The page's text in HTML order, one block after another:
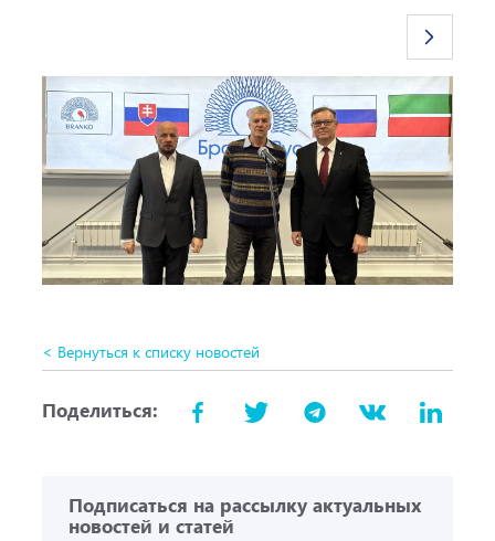
< Вернуться к списку новостей
Поделиться:
Подписаться на рассылку актуальных
новостей и статей